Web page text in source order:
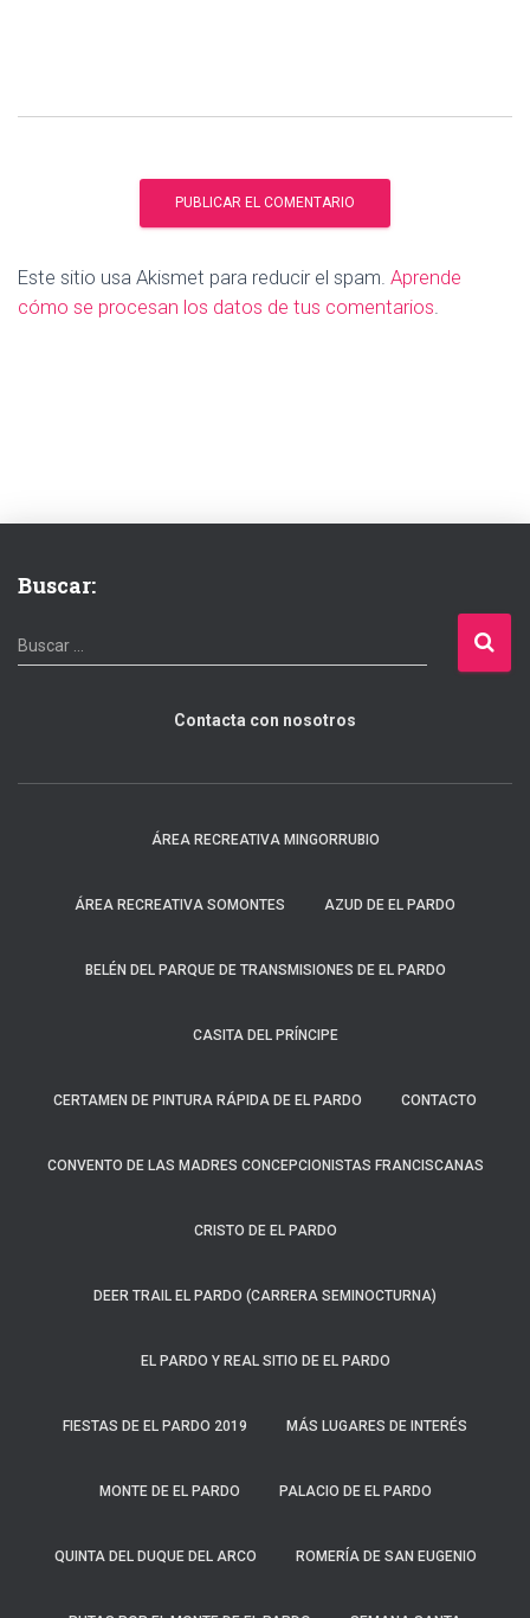
Este sitio usa Akismet para reducir el spam. Aprende
cómo se procesan los datos de tus comentarios
Buscar:
B
u
r
Buscar …
Contacta con nosotros
ÁREA RECREATIVA MINGORRUBIO
ÁREA RECREATIVA SOMONTES AZUD DE EL PARDO
BELÉN DEL PARQUE DE TRANSMISIONES DE EL PARDO
CASITA DEL PRÍNCIPE
CERTAMEN DE PINTURA RÁPIDA DE EL PARDO CONTACTO
CONVENTO DE LAS MADRES CONCEPCIONISTAS FRANCISCANAS
CRISTO DE EL PARDO
DEER TRAIL EL PARDO (CARRERA SEMINOCTURNA)
EL PARDO Y REAL SITIO DE EL PARDO
FIESTAS DE EL PARDO 2019 MÁS LUGARES DE INTERÉS
MONTE DE EL PARDO PALACIO DE EL PARDO
QUINTA DEL DUQUE DEL ARCO ROMERÍA DE SAN EUGENIO